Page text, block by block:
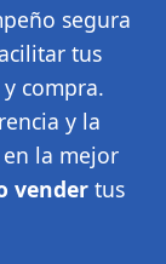
segura
tus
compra.
y la
la mejor
vendertus